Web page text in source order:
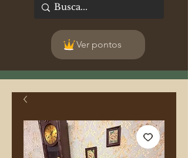
Ver pontos